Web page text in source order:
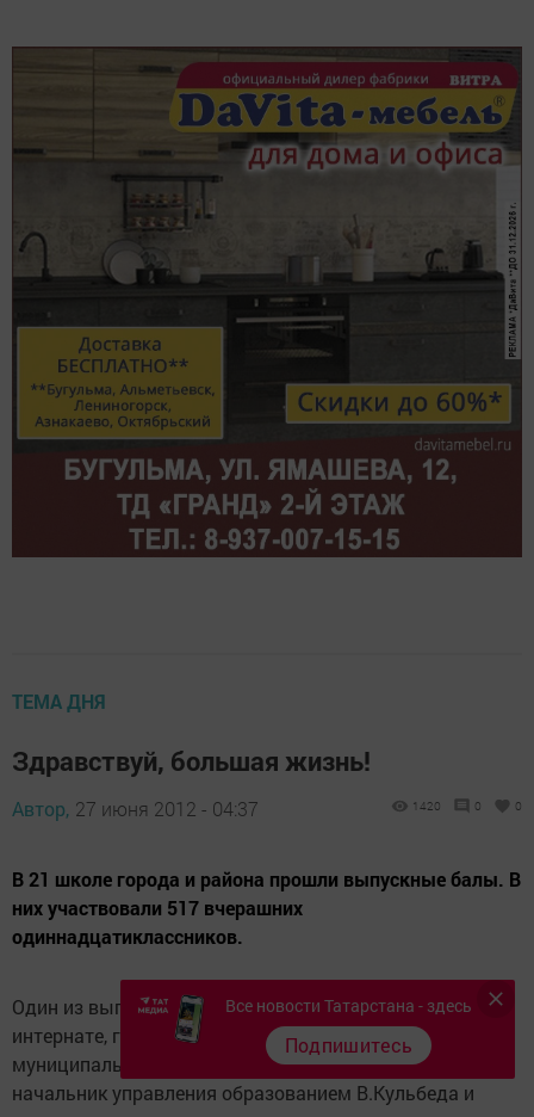
ТЕМА ДНЯ
Здравствуй, большая жизнь!
Автор, 27 июня 2012 - 04:37 1420 0 0
В 21 школе города и района прошли выпускные балы. В
них участвовали 517 вчерашних
одиннадцатиклассников.
Один из выпускных вечеров состоялся в лицее-
интернате, где в числе почетных гостей были глава
муниципального района, мэр города И.Касымов,
начальник управления образованием В.Кульбеда и
Все новости Татарстана - здесь
Подпишитесь